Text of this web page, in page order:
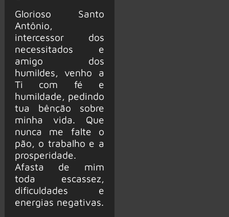
Glorioso Santo
Antônio,
intercessor dos
necessitados e
amigo dos
humildes, venho a
Ti com fé e
humildade, pedindo
tua bênção sobre
minha vida. Que
nunca me falte o
pão, o trabalho e a
prosperidade.
Afasta de mim
toda escassez,
dificuldades e
energias negativas.